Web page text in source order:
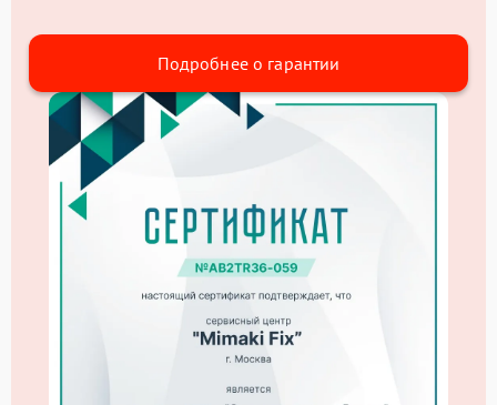
Подробнее о гарантии